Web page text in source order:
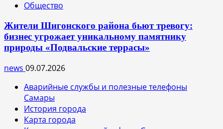
Общество
Жители Шигонского района бьют тревогу:
бизнес угрожает уникальному памятнику
природы «Подвальские террасы»
news 09.07.2026
Аварийные службы и полезные телефоны
Самары
История города
Карта города